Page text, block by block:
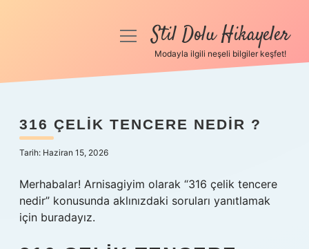
Anasayfa
Yasal Uyarı
menüyüStil Dolu Hikayeler
Modayla ilgili neşeli bilgiler keşfet!
316 ÇELIK TENCERE NEDIR ?
Tarih: Haziran 15, 2026
Merhabalar! Arnisagiyim olarak “316 çelik tencere
nedir” konusunda aklınızdaki soruları yanıtlamak
için buradayız.